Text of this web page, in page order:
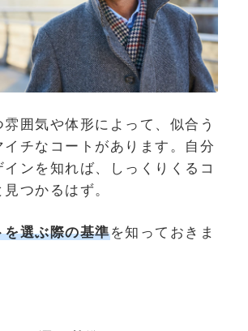
囲気や体形によって、似合う
イチなコートがあります。自分
ンを知れば、しっくりくるコ
つかるはず。
を選ぶ際の基準を知っておきま